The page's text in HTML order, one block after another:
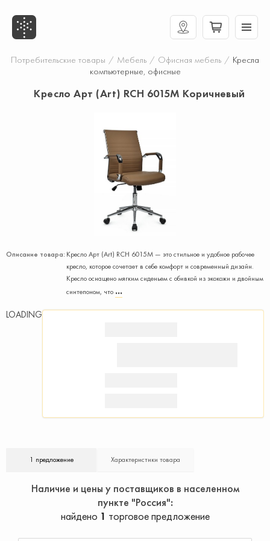
Потребительские товары / Мебель / Офисная мебель / Кресла
компьютерные, офисные
Кресло Арт (Art) RCH 6015M Коричневый
Описание товара: Кресло Арт (Art) RCH 6015M — это стильное и удобное рабочее
кресло, которое сочетает в себе комфорт и современный дизайн.
Кресло оснащено мягким сиденьем с обивкой из экокожи и двойным
синтепоном, что
LOADING
1 предложение Характеристики товара
Наличие и цены у поставщиков в населенном
пункте "Россия"
найдено 1 торговое предложение